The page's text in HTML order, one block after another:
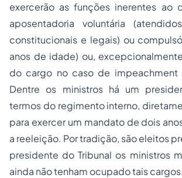
exercerão as funções inerentes ao
aposentadoria voluntária
constitucionais e legais) ou
anos de idade) ou,
do cargo no caso de impeachment
Dentre os ministros há um
termos do regimento interno,
para exercer um mandato de dois
a reeleição. Por tradição, são eleitos
presidente do Tribunal os ministros
ainda não tenham ocupado tais cargos.